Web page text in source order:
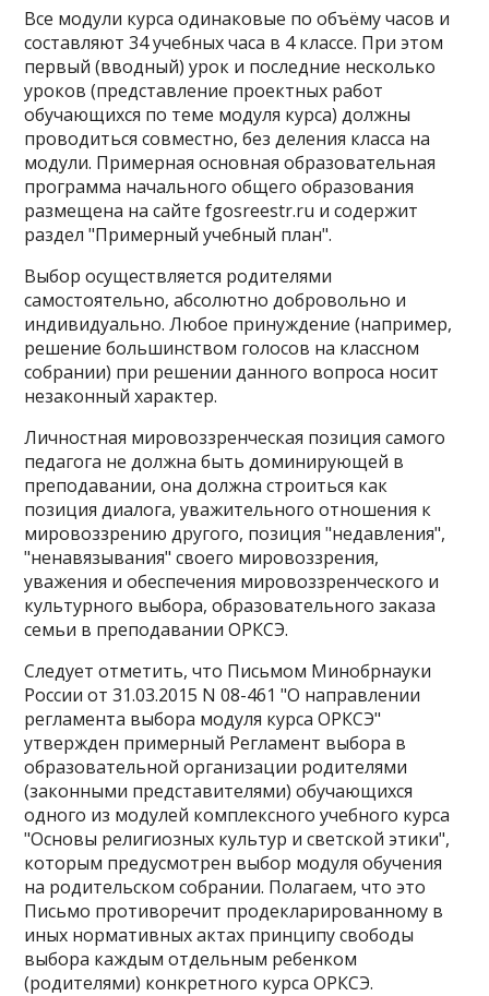
Все модули курса одинаковые по объёму часов и
составляют 34 учебных часа в 4 классе. При этом
первый (вводный) урок и последние несколько
уроков (представление проектных работ
обучающихся по теме модуля курса) должны
проводиться совместно, без деления класса на
модули. Примерная основная образовательная
программа начального общего образования
размещена на сайте fgosreestr.ru и содержит
раздел "Примерный учебный план".
Выбор осуществляется родителями
самостоятельно, абсолютно добровольно и
индивидуально. Любое принуждение (например,
решение большинством голосов на классном
собрании) при решении данного вопроса носит
незаконный характер.
Личностная мировоззренческая позиция самого
педагога не должна быть доминирующей в
преподавании, она должна строиться как
позиция диалога, уважительного отношения к
мировоззрению другого, позиция "недавления",
"ненавязывания" своего мировоззрения,
уважения и обеспечения мировоззренческого и
культурного выбора, образовательного заказа
семьи в преподавании ОРКСЭ.
Следует отметить, что Письмом Минобрнауки
России от 31.03.2015 N 08-461 "О направлении
регламента выбора модуля курса ОРКСЭ"
утвержден примерный Регламент выбора в
образовательной организации родителями
(законными представителями) обучающихся
одного из модулей комплексного учебного курса
"Основы религиозных культур и светской этики",
которым предусмотрен выбор модуля обучения
на родительском собрании. Полагаем, что это
Письмо противоречит продекларированному в
иных нормативных актах принципу свободы
выбора каждым отдельным ребенком
(родителями) конкретного курса ОРКСЭ.